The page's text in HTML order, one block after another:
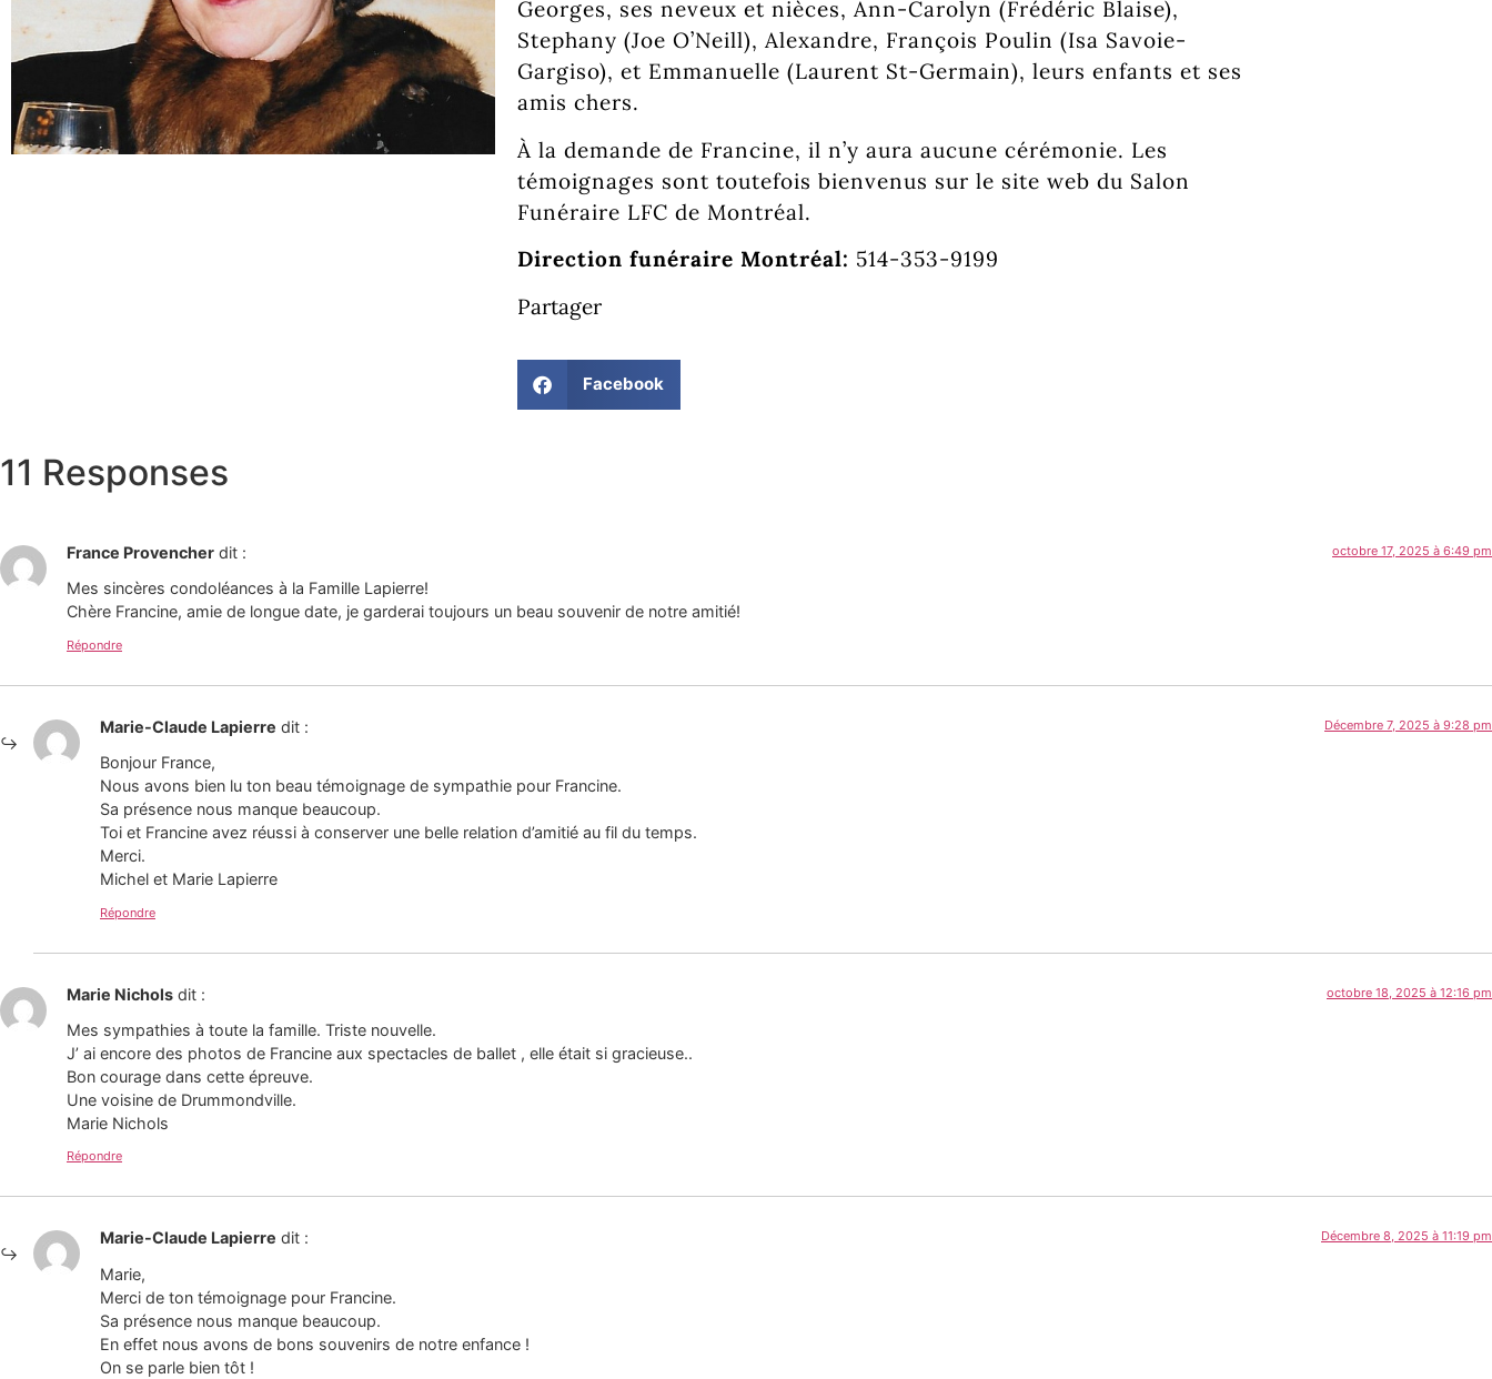
Georges, ses neveux et nièces, Ann-Carolyn (Frédéric Blaise),
Stephany (Joe O’Neill), Alexandre, François Poulin (Isa Savoie-
Gargiso), et Emmanuelle (Laurent St-Germain), leurs enfants et ses
amis chers.
À la demande de Francine, il n’y aura aucune cérémonie. Les
témoignages sont toutefois bienvenus sur le site web du Salon
Funéraire LFC de Montréal.
Direction funéraire Montréal: 514-353-9199
Partager
Facebook
11 Responses
France Provencher dit : octobre 17, 2025 à 6:49 pm
Mes sincères condoléances à la Famille Lapierre!
Chère Francine, amie de longue date, je garderai toujours un beau souvenir de notre amitié!
Répondre
Marie-Claude Lapierre dit : Décembre 7, 2025 à 9:28 pm
Bonjour France,
Nous avons bien lu ton beau témoignage de sympathie pour Francine.
Sa présence nous manque beaucoup.
Toi et Francine avez réussi à conserver une belle relation d’amitié au fil du temps.
Merci.
Michel et Marie Lapierre
Répondre
Marie Nichols dit : octobre 18, 2025 à 12:16 pm
Mes sympathies à toute la famille. Triste nouvelle.
J’ ai encore des photos de Francine aux spectacles de ballet , elle était si gracieuse..
Bon courage dans cette épreuve.
Une voisine de Drummondville.
Marie Nichols
Répondre
Marie-Claude Lapierre dit : Décembre 8, 2025 à 11:19 pm
Marie,
Merci de ton témoignage pour Francine.
Sa présence nous manque beaucoup.
En effet nous avons de bons souvenirs de notre enfance !
On se parle bien tôt !